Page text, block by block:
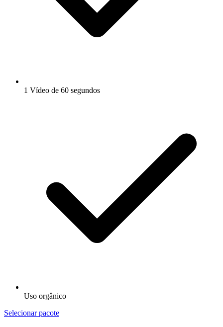
1 Vídeo de 60 segundos
Uso orgânico
Selecionar pacote